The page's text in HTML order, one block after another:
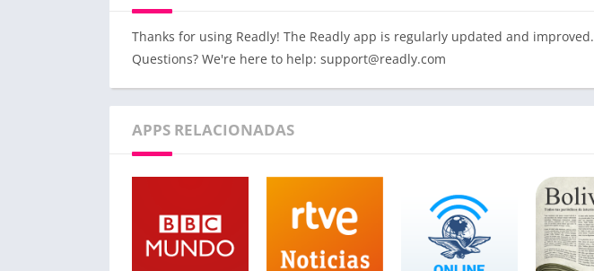
Thanks for using Readly! The Readly app is regularly updated and improved.
Questions? We're here to help: support@readly.com
APPS RELACIONADAS